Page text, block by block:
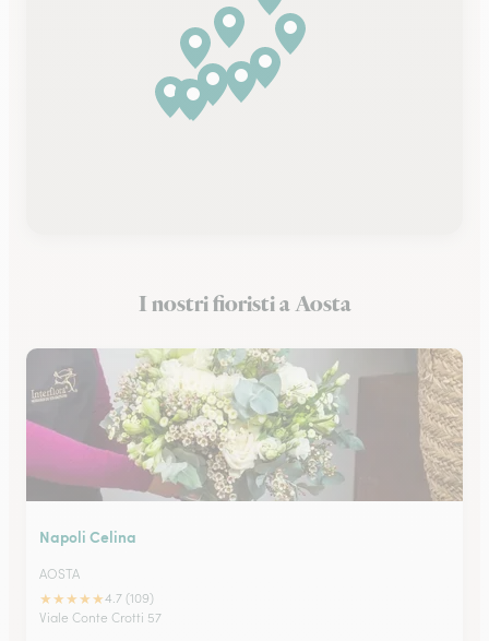
I nostri fioristi a Aosta
Napoli Celina
AOSTA
★★★★★4.7 (109)
Viale Conte Crotti 57